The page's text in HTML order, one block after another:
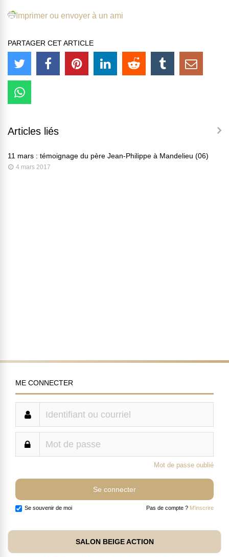
Imprimer ou envoyer à un ami
PARTAGER CET ARTICLE
Articles liés
11 mars : témoignage du père Jean-Philippe à Mandelieu (06)
4 mars 2017
ME CONNECTER
Mot de passe oublié
Se souvenir de moi Pas de compte ? M'inscrire
SALON BEIGE ACTION